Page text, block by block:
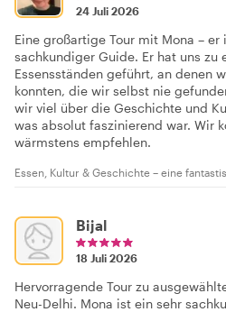
24 Juli 2026
Eine großartige Tour mit Mona –
sachkundiger Guide. Er hat uns zu
Essensständen geführt, an denen
konnten, die wir selbst nie
wir viel über die Geschichte und
was absolut faszinierend war. Wir
wärmstens empfehlen.
Essen, Kultur & Geschichte – eine
Bijal
18 Juli 2026
Hervorragende Tour zu
Neu-Delhi. Mona ist ein sehr